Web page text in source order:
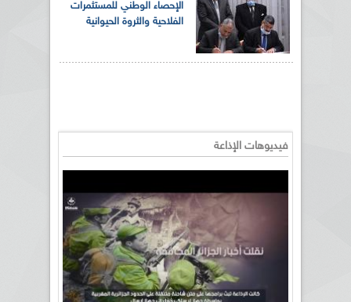
الإحصاء الوطني للمستثمرات
الفلاحية والثروة الحيوانية
فيديوهات الإذاعة